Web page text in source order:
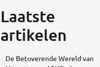
Laatste
artikelen
De Betoverende Wereld van